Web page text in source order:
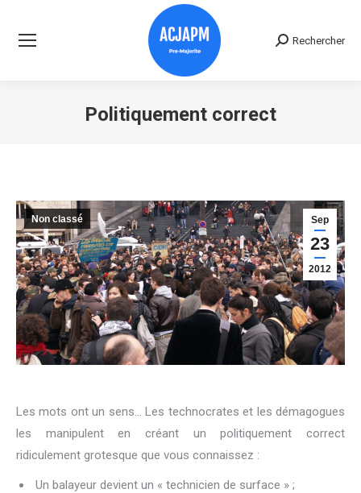
Recherche
Rechercher
Politiquement correct
Sep
23
2012
Non classé
Les mots ont un sens… Les technocrates et les démagogues
les manipulent en créant un politiquement correct
ridiculement grotesque que vous connaissez :
Un balayeur devient un « technicien de surface » ;